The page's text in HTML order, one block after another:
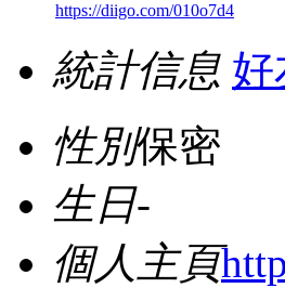
https://diigo.com/010o7d4
統計信息 好
性別保密
生日-
個人主頁